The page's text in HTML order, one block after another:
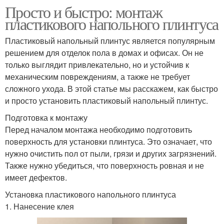
Просто и быстро: монтаж
пластикового напольного плинтуса
Пластиковый напольный плинтус является популярным
решением для отделок пола в домах и офисах. Он не
только выглядит привлекательно, но и устойчив к
механическим повреждениям, а также не требует
сложного ухода. В этой статье мы расскажем, как быстро
и просто установить пластиковый напольный плинтус.
Подготовка к монтажу
Перед началом монтажа необходимо подготовить
поверхность для установки плинтуса. Это означает, что
нужно очистить пол от пыли, грязи и других загрязнений.
Также нужно убедиться, что поверхность ровная и не
имеет дефектов.
Установка пластикового напольного плинтуса
1. Нанесение клея